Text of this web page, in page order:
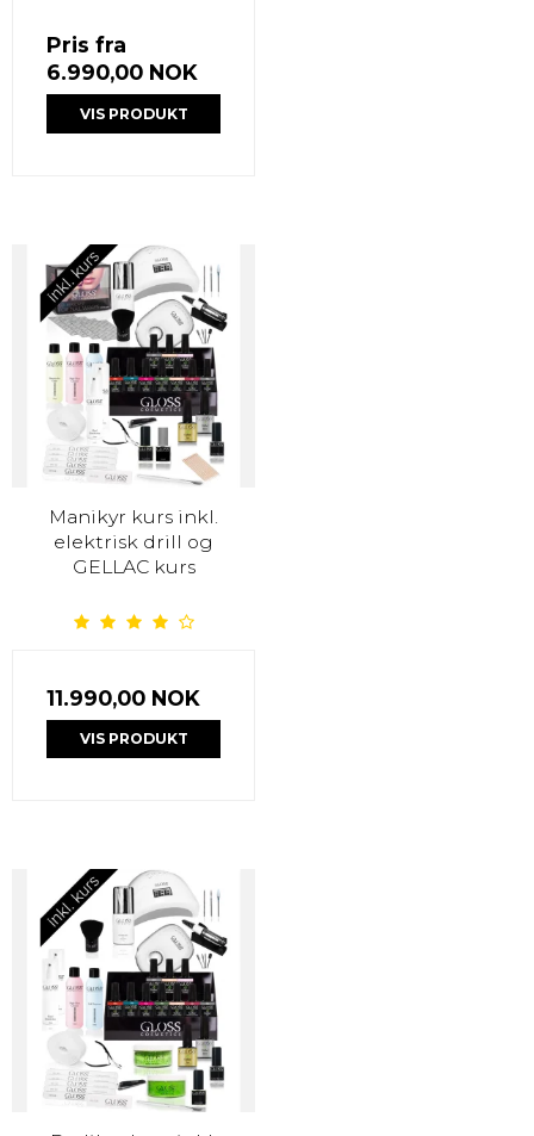
Pris fra
6.990,00 NOK
VIS PRODUKT
Manikyr kurs inkl.
elektrisk drill og
GELLAC kurs
11.990,00 NOK
VIS PRODUKT